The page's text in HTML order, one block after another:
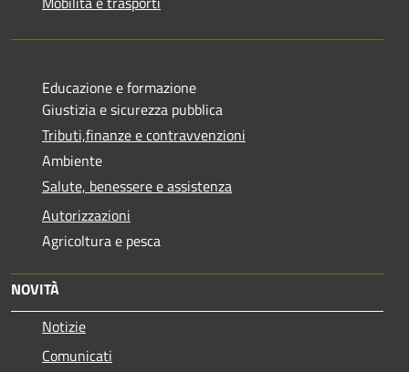
Educazione e formazione
Giustizia e sicurezza pubblica
Tributi,finanze e contravvenzioni
Ambiente
Salute, benessere e assistenza
Autorizzazioni
Agricoltura e pesca
NOVITÀ
Notizie
Comunicati